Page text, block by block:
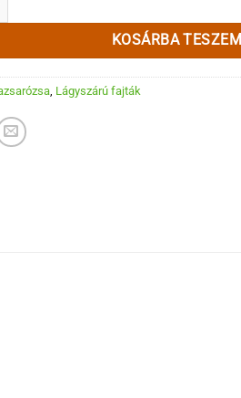
KOSÁRBA TESZEM
, Lágyszárú fajták